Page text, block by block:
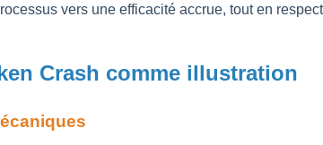
vers une efficacité accrue, tout en
Crash comme illustration